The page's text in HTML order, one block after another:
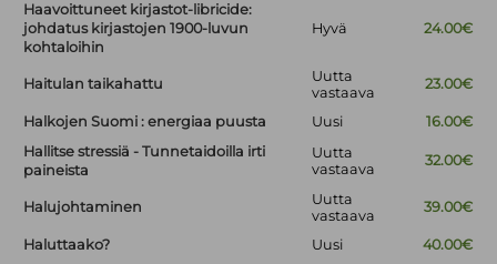
Haavoittuneet kirjastot-libricide:
johdatus kirjastojen 1900-luvun
kohtaloihin
Hyvä 24.00€
Haitulan taikahattu
Uutta
vastaava
23.00€
Halkojen Suomi : energiaa puusta Uusi
16.00€
Hallitse stressiä - Tunnetaidoilla irti
paineista
Uutta
vastaava
32.00€
Halujohtaminen
Uutta
vastaava
39.00€
Haluttaako? Uusi 40.00€